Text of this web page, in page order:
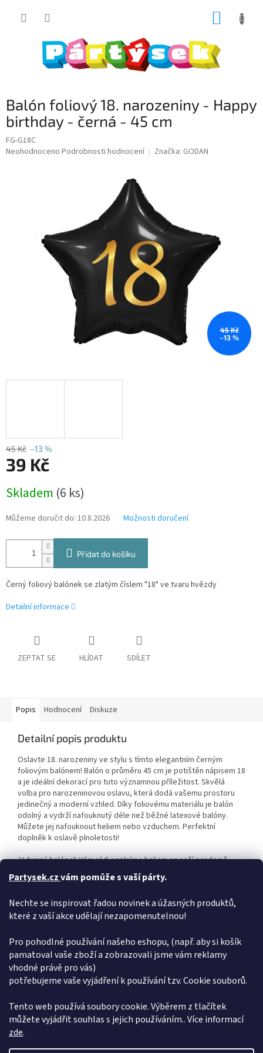
Partysek.czvám pomůže s vaší párty.
Nechte se inspirovat řadou novinek a úžasných produktů,
které z vaší akce udělají nezapomenutelnou!
Pro pohodlné používání našeho eshopu, (např. aby si košík
pamatoval vaše zboží a zobrazovali jsme vám reklamy
vhodné právě pro vás)
potřebujeme vaše vyjádření k používání tzv. Cookie souborů.
Tento web používá soubory cookie. Výběrem z tlačítek
můžete vyjádřit souhlas s jejich používáním.. Více informací
zde.
Balón foliový 18. narozeniny - Happy
birthday - černá - 45 cm
FG-G18C
Průměrné
Neohodnoceno Podrobnosti hodnocení Značka: GODAN
45 Kč
–13 %
45 Kč –13 %
39 Kč
cena:
Skladem (6 ks)
Můžeme doručit do: 10.8.2026 Možnosti doručení
Přidat do košíku
Černý foliový balónek se zlatým číslem "18" ve tvaru hvězdy
Detailní informace
ZEPTAT SE HLÍDAT SDÍLET
Popis Hodnocení Diskuze
Detailní popis produktu
Oslavte 18. narozeniny ve stylu s tímto elegantním černým
foliovým balónem! Balón o průměru 45 cm je potištěn nápisem 18
a je ideální dekorací pro tuto významnou příležitost. Skvělá
volba pro narozeninovou oslavu, která dodá vašemu prostoru
jedinečný a moderní vzhled. Díky foliovému materiálu je balón
odolný a vydrží nafouknutý déle než běžné latexové balóny.
Můžete jej nafouknout heliem nebo vzduchem. Perfektní
doplněk k oslavě plnoletosti!
Vybraný balónek Vám rádi naplníme heliem na naší prodejně,
nebo si můžete vybrat z naší široké nabídky jednorázových
nádob plněných heliem. Máme pro Vás helium do balónků helium
hravě každý ! Takto naplněný balónek vydrží létat cca 7–10 dní a
dá se opakovaně plnit. Balonek lze nafouknout také vzduchem
Velikost: 44cm Obsah balení : 1ks
Doplňkové parametry
Kategorie: 18